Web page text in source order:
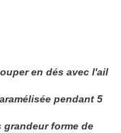
en dés avec l'ail
pendant 5
grandeur forme de